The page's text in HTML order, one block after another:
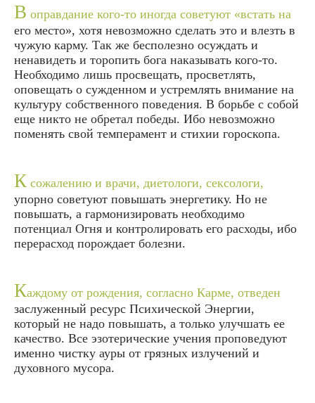
В оправдание кого-то иногда советуют «встать на
его место», хотя невозможно сделать это и влезть в
чужую карму. Так же бесполезно осуждать и
ненавидеть и торопить бога наказывать кого-то.
Необходимо лишь просвещать, просветлять,
оповещать о сужденном и устремлять внимание на
культуру собственного поведения. В борьбе с собой
еще никто не обретал победы. Ибо невозможно
поменять свой темперамент и стихии гороскопа.
К сожалению и врачи, диетологи, сексологи,
упорно советуют повышать энергетику. Но не
повышать, а гармонизировать необходимо
потенциал Огня и контролировать его расходы, ибо
перерасход порождает болезни.
Каждому от рождения, согласно Карме, отведен
заслуженный ресурс Психической Энергии,
который не надо повышать, а только улучшать ее
качество. Все эзотерические учения проповедуют
именно чистку ауры от грязных излучений и
духовного мусора.